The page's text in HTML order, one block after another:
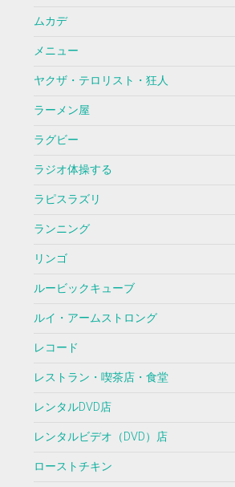
ムカデ
メニュー
ヤクザ・テロリスト・狂人
ラーメン屋
ラグビー
ラジオ体操する
ラピスラズリ
ランニング
リンゴ
ルービックキューブ
ルイ・アームストロング
レコード
レストラン・喫茶店・食堂
レンタルDVD店
レンタルビデオ（DVD）店
ローストチキン